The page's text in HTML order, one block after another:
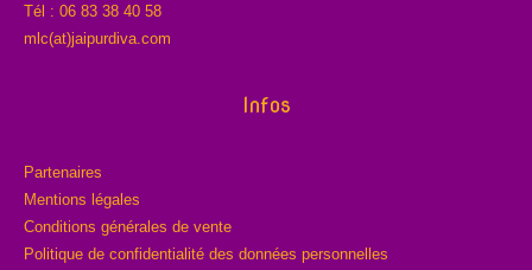
Tél : 06 83 38 40 58
mlc(at)jaipurdiva.com
Infos
Partenaires
Mentions légales
Conditions générales de vente
Politique de confidentialité des données personnelles